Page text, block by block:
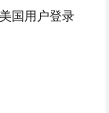
国用户登录